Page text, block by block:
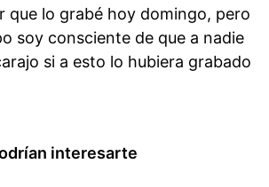
que lo grabé hoy domingo, pero
soy consciente de que a nadie
si a esto lo hubiera grabado
interesarte